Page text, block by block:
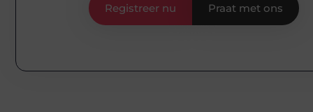
Registreer nu Praat met ons